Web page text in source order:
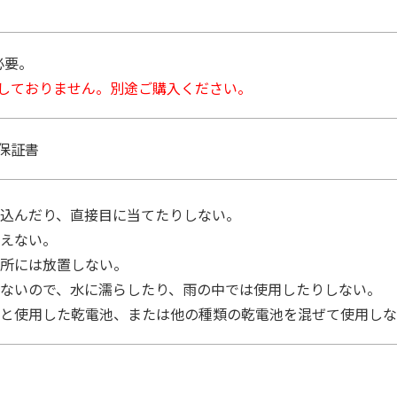
。
おりません。別途ご購入ください。
証書
んだり、直接目に当てたりしない。
ない。
には放置しない。
いので、水に濡らしたり、雨の中では使用したりしない。
使用した乾電池、または他の種類の乾電池を混ぜて使用し